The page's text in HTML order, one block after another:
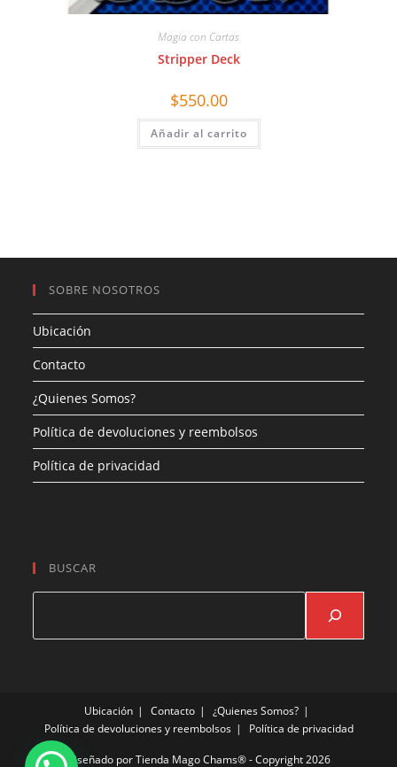
Magia con Cartas
Stripper Deck
$550.00
Añadir al carrito
SOBRE NOSOTROS
Ubicación
Contacto
¿Quienes Somos?
Política de devoluciones y reembolsos
Política de privacidad
BUSCAR
Ubicación Contacto
¿Quienes Somos?
Política de devoluciones y reembolsos
Política de privacidad
Diseñado porTienda Mago Chams®- Copyright 2026